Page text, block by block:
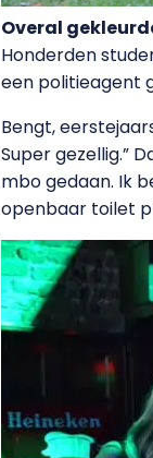
Overal
Honderden
een politieagent
Bengt,
Super gezellig.”
mbo gedaan. Ik
openbaar toilet